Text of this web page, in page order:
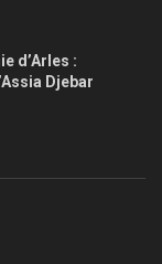
d’Arles :
Djebar